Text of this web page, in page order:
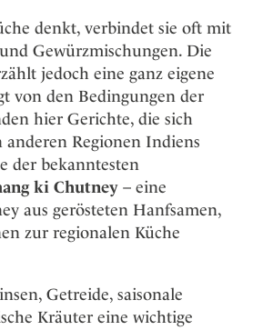
denkt, verbindet sie oft mit
Gewürzmischungen. Die
jedoch eine ganz eigene
von den Bedingungen der
hier Gerichte, die sich
Regionen Indiens
der bekanntesten
ki Chutney – eine
aus gerösteten Hanfsamen,
zur regionalen Küche
Getreide, saisonale
Kräuter eine wichtige